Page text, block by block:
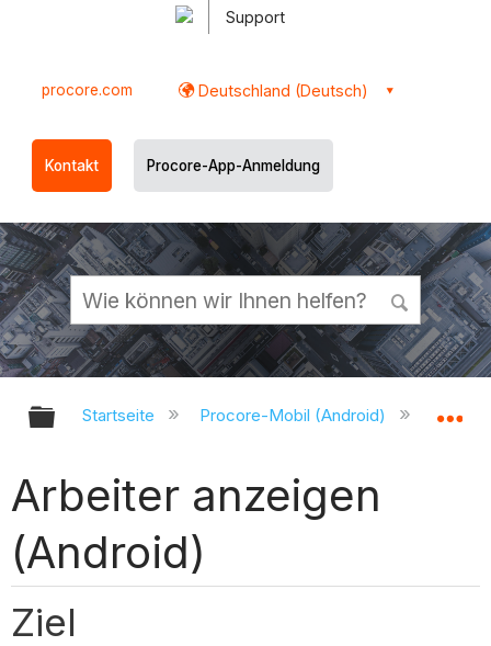
Support
procore.com Deutschland (Deutsch)
Kontakt Procore-App-Anmeldung
Globale Hierarchie auf- und
Startseite Procore-Mobil (Android)
Arbeiter anzeigen
(Android)
Ziel